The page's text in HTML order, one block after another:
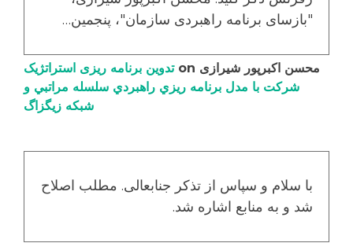
"بازسای برنامه راهبردی سازمان"، پنجمین…
محسن اکبرپور شیرازی
تدوین برنامه ریزی استراتژیک
شرکت با مدل برنامه ریزي راهبردي سلسله مراتبي و
شبکه زیگزاگ
با سلام و سپاس از تذکر جنابعالی. مطلب اصلاح
شد و به منابع اشاره شد.